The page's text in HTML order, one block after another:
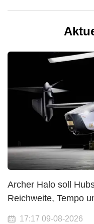
Archer Halo soll
Reichweite, Tempo
17:17 09-08-2026